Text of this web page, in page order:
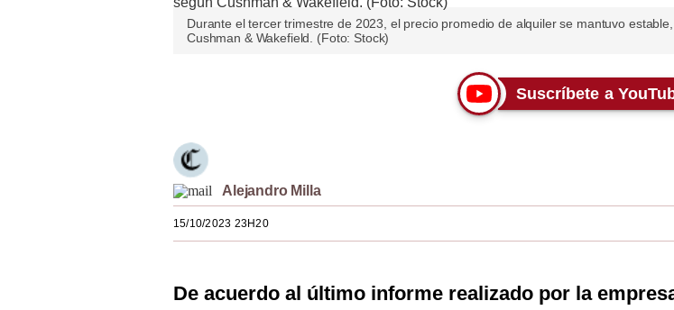
Durante el tercer trimestre de 2023, el precio promedio de alquiler se mantuvo
Cushman & Wakefield. (Foto: Stock)
Suscríbete a
Alejandro Milla
15/10/2023 23H20
De acuerdo al último informe realizado por la